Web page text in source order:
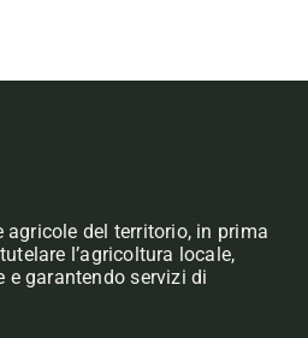
del territorio, in prima
l’agricoltura locale,
garantendo servizi di